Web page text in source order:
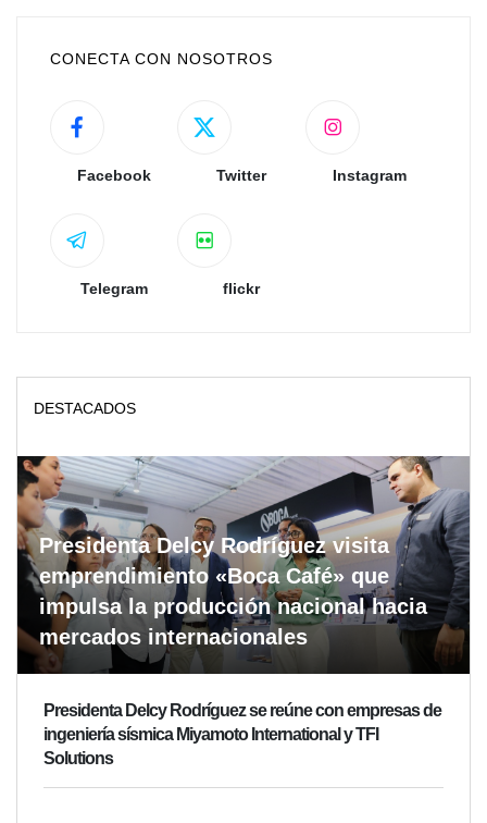
CONECTA CON NOSOTROS
Facebook Twitter Instagram
Telegram flickr
DESTACADOS
Presidenta Delcy Rodríguez visita
emprendimiento «Boca Café» que
impulsa la producción nacional hacia
mercados internacionales
Presidenta Delcy Rodríguez se reúne con empresas de
ingeniería sísmica Miyamoto International y TFI
Solutions